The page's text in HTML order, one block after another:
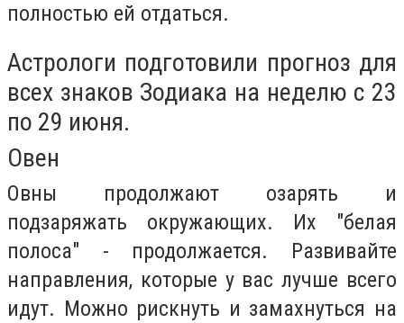
полностью ей отдаться.
Астрологи подготовили прогноз для
всех знаков Зодиака на неделю с 23
по 29 июня.
Овен
Овны продолжают озарять и
подзаряжать окружающих. Их "белая
полоса" - продолжается. Развивайте
направления, которые у вас лучше всего
идут. Можно рискнуть и замахнуться на